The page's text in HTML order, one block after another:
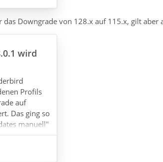
Downgrade von 128.x auf 115.x, gilt aber
wird
Profils
auf
Das ging so
manuell"
die
mit einem